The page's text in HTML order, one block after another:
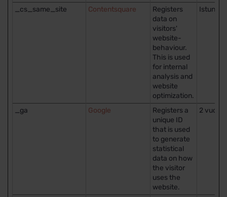
_cs_same_site Contentsquare
Registers
data on
visitors'
website-
behaviour.
This is used
for internal
analysis and
website
optimization.
Istunto
_ga Google
Registers a
unique ID
that is used
to generate
statistical
data on how
the visitor
uses the
website.
2 vuotta